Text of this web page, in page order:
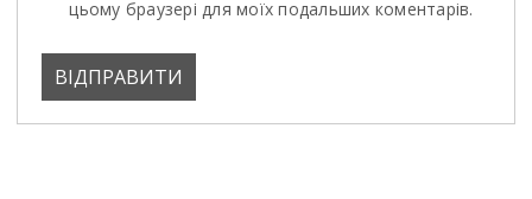
цьому браузері для моїх подальших коментарів.